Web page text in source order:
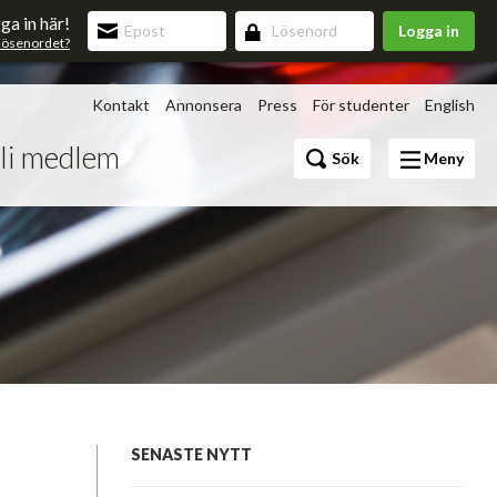
in här! Logga in
Kontakt Annonsera Press För studenter English
medlem Sök Meny
3.0
Förmåner
SENASTE NYTT